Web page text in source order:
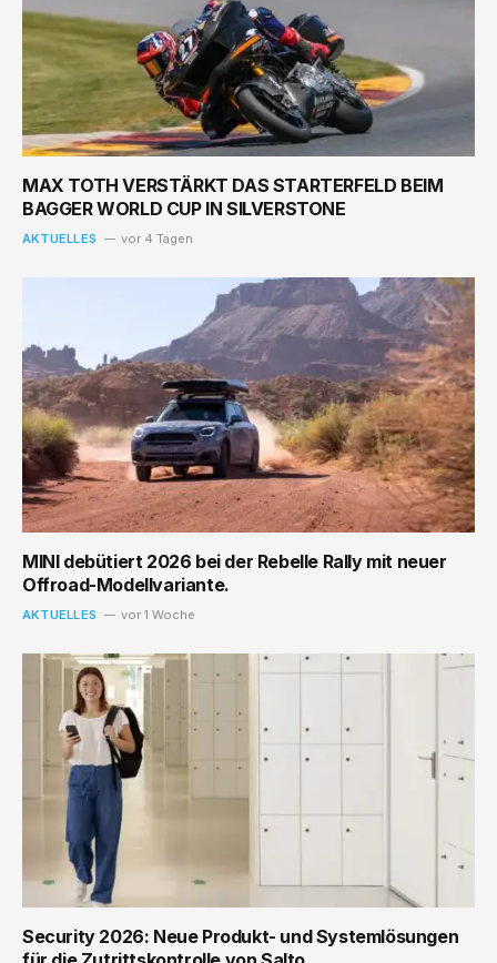
MAX TOTH VERSTÄRKT DAS STARTERFELD BEIM
BAGGER WORLD CUP IN SILVERSTONE
AKTUELLES vor 4 Tagen
MINI debütiert 2026 bei der Rebelle Rally mit neuer
Offroad-Modellvariante.
AKTUELLES vor 1 Woche
Security 2026: Neue Produkt- und Systemlösungen